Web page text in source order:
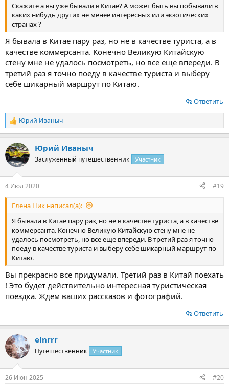
Скажите а вы уже бывали в Китае? А может быть вы побывали в
каких нибудь других не менее интересных или экзотических
странах ?
Я бывала в Китае пару раз, но не в качестве туриста, а в
качестве коммерсанта. Конечно Великую Китайскую
стену мне не удалось посмотреть, но все еще впереди. В
третий раз я точно поеду в качестве туриста и выберу
себе шикарный маршрут по Китаю.
Ответить
Р
е
к
ц
и
Юрий Иваныч
Юрий Иваныч
Заслуженный путешественник Участник
4 Июл 2020 #19
Елена Ник написал(а):
Я бывала в Китае пару раз, но не в качестве туриста, а в качестве
коммерсанта. Конечно Великую Китайскую стену мне не
удалось посмотреть, но все еще впереди. В третий раз я точно
поеду в качестве туриста и выберу себе шикарный маршрут по
Китаю.
Вы прекрасно все придумали. Третий раз в Китай поехать
! Это будет действительно интересная туристическая
поездка. Ждем ваших рассказов и фотографий.
Ответить
elnrrr
Путешественник Участник
26 Июн 2025 #20